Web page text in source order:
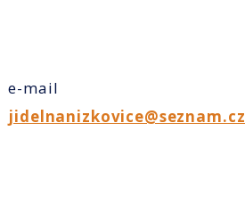
e-mail
jidelnanizkovice@seznam.cz